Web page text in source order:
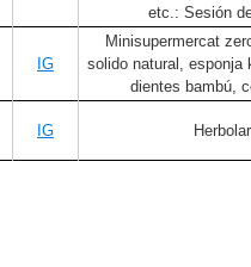
etc.: Sesión
IG
Minisupermercat
solido natural, esponja
dientes bambú,
IG